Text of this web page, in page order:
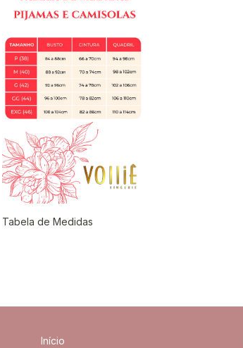
Tabela de Medidas
Início